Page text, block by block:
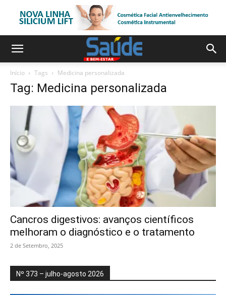
Início Tags Medicina personalizada
Tag: Medicina personalizada
Cancros digestivos: avanços científicos
melhoram o diagnóstico e o tratamento
2 de Setembro, 2025
Nº 373 – julho-agosto 2026